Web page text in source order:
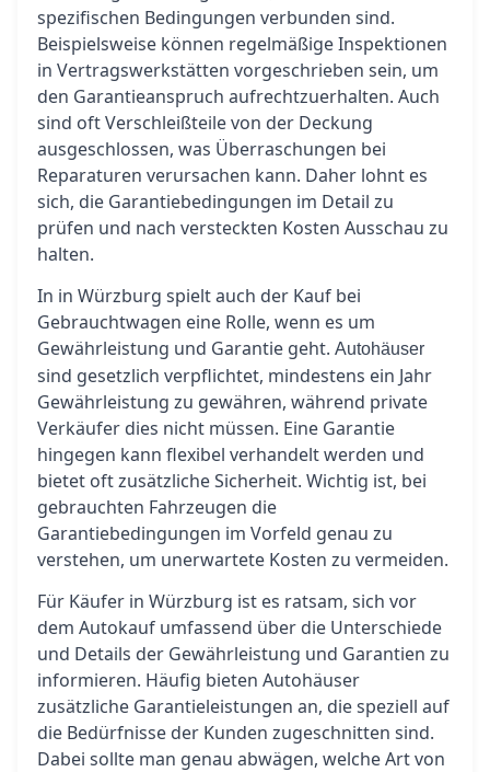
spezifischen Bedingungen verbunden sind.
Beispielsweise können regelmäßige Inspektionen
in Vertragswerkstätten vorgeschrieben sein, um
den Garantieanspruch aufrechtzuerhalten. Auch
sind oft Verschleißteile von der Deckung
ausgeschlossen, was Überraschungen bei
Reparaturen verursachen kann. Daher lohnt es
sich, die Garantiebedingungen im Detail zu
prüfen und nach versteckten Kosten Ausschau zu
halten.
In in Würzburg spielt auch der Kauf bei
Gebrauchtwagen eine Rolle, wenn es um
Gewährleistung und Garantie geht. Autohäuser
sind gesetzlich verpflichtet, mindestens ein Jahr
Gewährleistung zu gewähren, während private
Verkäufer dies nicht müssen. Eine Garantie
hingegen kann flexibel verhandelt werden und
bietet oft zusätzliche Sicherheit. Wichtig ist, bei
gebrauchten Fahrzeugen die
Garantiebedingungen im Vorfeld genau zu
verstehen, um unerwartete Kosten zu vermeiden.
Für Käufer in Würzburg ist es ratsam, sich vor
dem Autokauf umfassend über die Unterschiede
und Details der Gewährleistung und Garantien zu
informieren. Häufig bieten Autohäuser
zusätzliche Garantieleistungen an, die speziell auf
die Bedürfnisse der Kunden zugeschnitten sind.
Dabei sollte man genau abwägen, welche Art von